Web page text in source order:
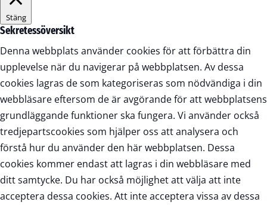
Stäng
Sekretessöversikt
Denna webbplats använder cookies för att förbättra din
upplevelse när du navigerar på webbplatsen. Av dessa
cookies lagras de som kategoriseras som nödvändiga i din
webbläsare eftersom de är avgörande för att webbplatsens
grundläggande funktioner ska fungera. Vi använder också
tredjepartscookies som hjälper oss att analysera och
förstå hur du använder den här webbplatsen. Dessa
cookies kommer endast att lagras i din webbläsare med
ditt samtycke. Du har också möjlighet att välja att inte
acceptera dessa cookies. Att inte acceptera vissa av dessa